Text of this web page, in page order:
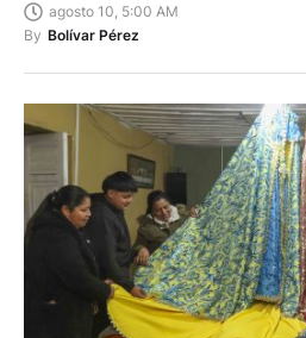
agosto 10, 5:00 AM
By Bolívar Pérez